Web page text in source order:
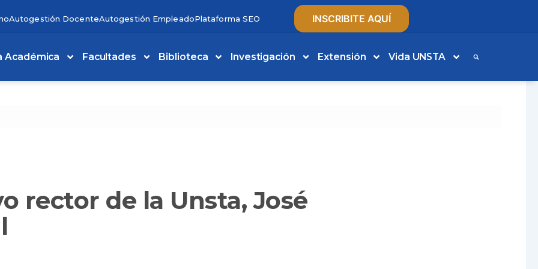
Autogestión DocenteAutogestión EmpleadoPlataforma SEO INSCRIBITE AQUÍ
Académica Facultades Biblioteca Investigación Extensión Vida UNSTA
rector de la Unsta, José